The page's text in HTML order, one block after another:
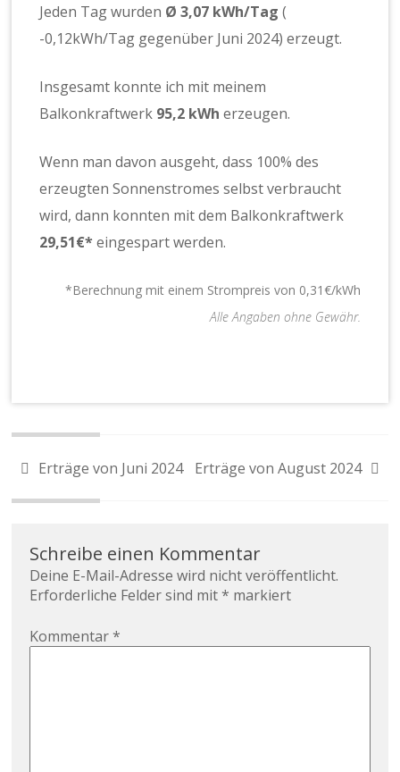
Jeden Tag wurden Ø 3,07 kWh/Tag(
-0,12kWh/Tag gegenüber Juni 2024) erzeugt.
Insgesamt konnte ich mit meinem
Balkonkraftwerk 95,2 kWherzeugen.
Wenn man davon ausgeht, dass 100% des
erzeugten Sonnenstromes selbst verbraucht
wird, dann konnten mit dem Balkonkraftwerk
29,51€*eingespart werden.
*Berechnung mit einem Strompreis von 0,31€/kWh
Alle Angaben ohne Gewähr.
Erträge von Juni 2024 Erträge von August 2024
Schreibe einen Kommentar
Deine E-Mail-Adresse wird nicht veröffentlicht.
Erforderliche Felder sind mit* markiert
Kommentar*